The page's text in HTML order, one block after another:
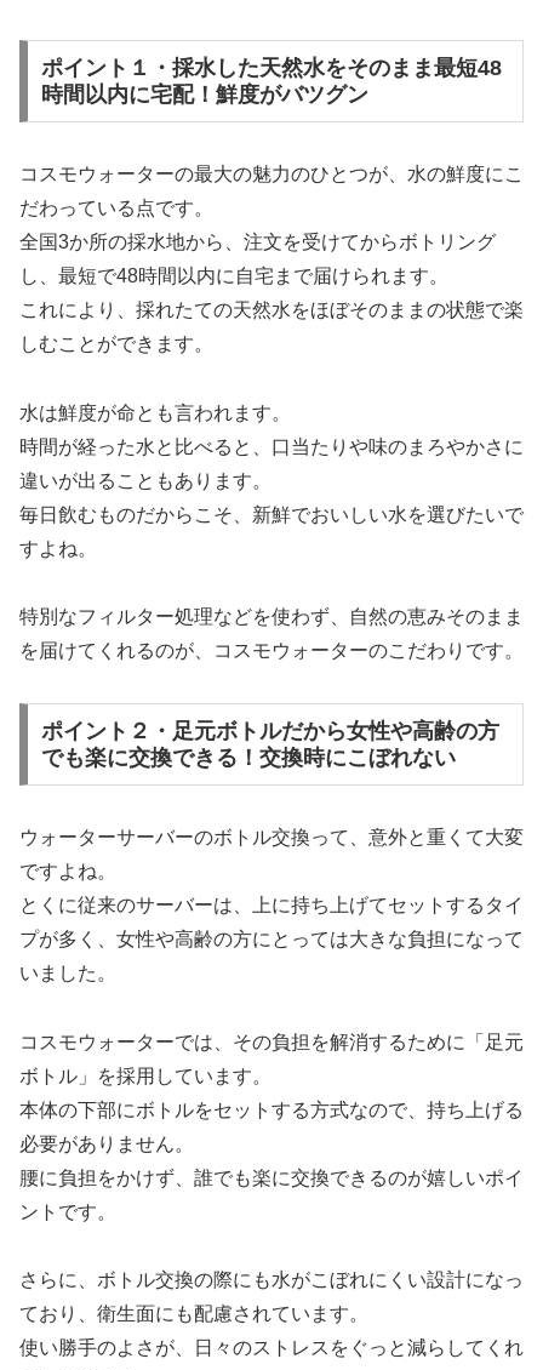
ポイント１・採水した天然水をそのまま最短48
時間以内に宅配！鮮度がバツグン
コスモウォーターの最大の魅力のひとつが、水の鮮度にこ
だわっている点です。
全国3か所の採水地から、注文を受けてからボトリング
し、最短で48時間以内に自宅まで届けられます。
これにより、採れたての天然水をほぼそのままの状態で楽
しむことができます。
水は鮮度が命とも言われます。
時間が経った水と比べると、口当たりや味のまろやかさに
違いが出ることもあります。
毎日飲むものだからこそ、新鮮でおいしい水を選びたいで
すよね。
特別なフィルター処理などを使わず、自然の恵みそのまま
を届けてくれるのが、コスモウォーターのこだわりです。
ポイント２・足元ボトルだから女性や高齢の方
でも楽に交換できる！交換時にこぼれない
ウォーターサーバーのボトル交換って、意外と重くて大変
ですよね。
とくに従来のサーバーは、上に持ち上げてセットするタイ
プが多く、女性や高齢の方にとっては大きな負担になって
いました。
コスモウォーターでは、その負担を解消するために「足元
ボトル」を採用しています。
本体の下部にボトルをセットする方式なので、持ち上げる
必要がありません。
腰に負担をかけず、誰でも楽に交換できるのが嬉しいポイ
ントです。
さらに、ボトル交換の際にも水がこぼれにくい設計になっ
ており、衛生面にも配慮されています。
使い勝手のよさが、日々のストレスをぐっと減らしてくれ